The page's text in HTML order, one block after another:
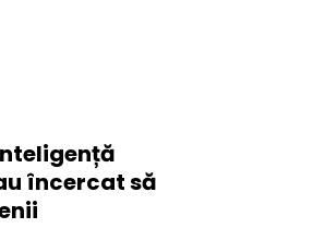
încercat să